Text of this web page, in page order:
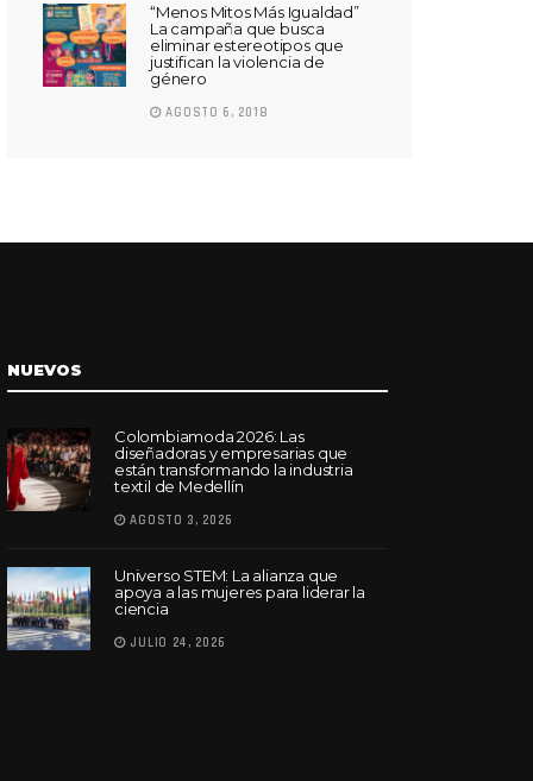
“Menos Mitos Más Igualdad”
La campaña que busca
eliminar estereotipos que
justifican la violencia de
género
AGOSTO 6, 2018
NUEVOS
Colombiamoda 2026: Las
diseñadoras y empresarias que
están transformando la industria
textil de Medellín
AGOSTO 3, 2026
Universo STEM: La alianza que
apoya a las mujeres para liderar la
ciencia
JULIO 24, 2026